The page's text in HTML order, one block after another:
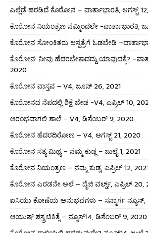
ಎಲ್ಲೆಡೆ ಹರಡಿದೆ ಕೊರೋನ – ವಾರ್ತಾಭಾರತಿ, ಆಗಸ್ಟ್
ಕೊರೋನ ನಿಯಂತ್ರಣ ನಮ್ಮಿಂದಲೇ -ವಾರ್ತಾಭಾರತಿ,
ಕೊರೋನ ಸೋಂಕಿತರು ಆಸ್ಪತ್ರೆಗೆ ಓಡಬೇಡಿ
ಕೊರೋನ: ನೀವು ಹೆದರಬೇಕಾದದ್ದು ಯಾವುದಕ್ಕೆ?
2020
ಕೊರೋನ ವಾಸ್ತವ – V4, ಜೂನ್ 26, 2021
ಕೊರೋನದ ನೆಪದಲ್ಲಿ ಶಿಕ್ಷೆ ಬೇಡ -V4, ಎಪ್ರಿಲ್ 10,
ಆರಂಭವಾಗಲಿ ಶಾಲೆ – V4, ಡಿಸೆಂಬರ್ 9, 2020
ಕೊರೋನ ಹೆದರದಿರೋಣ – V4, ಆಗಸ್ಟ್ 21, 2020
ಕೊರೋನ ಸತ್ಯ ಮಿಥ್ಯ – ನಮ್ಮ ಕುಡ್ಲ – ಜುಲೈ 1, 2021
ಕೊರೋನ ನಿಯಂತ್ರಣ – ನಮ್ಮ ಕುಡ್ಲ, ಎಪ್ರಿಲ್ 12, 2021
ಕೊರೋನ ಎರಡನೇ ಅಲೆ – ದೈಜಿ ವರ್ಲ್ಡ್, ಎಪ್ರಿಲ್ 20,
ಐಸಿಯು ಕೋಣೆಯ ಅನುಭವಗಳು – ಸನ್ಮಾರ್ಗ ನ್ಯೂಸ್,
ಆಯುಷ್ ಶಸ್ತ್ರಚಿಕಿತ್ಸೆ – ನ್ಯೂಸ್14, ಡಿಸೆಂಬರ್ 9, 2020